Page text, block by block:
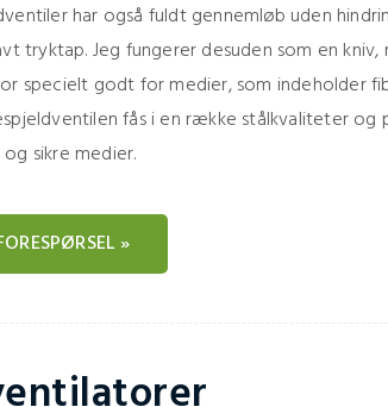
har også fuldt gennemløb uden
tryktap. Jeg fungerer desuden som en
specielt godt for medier, som indeholder
fås i en række stålkvaliteter og
sikre medier.
»